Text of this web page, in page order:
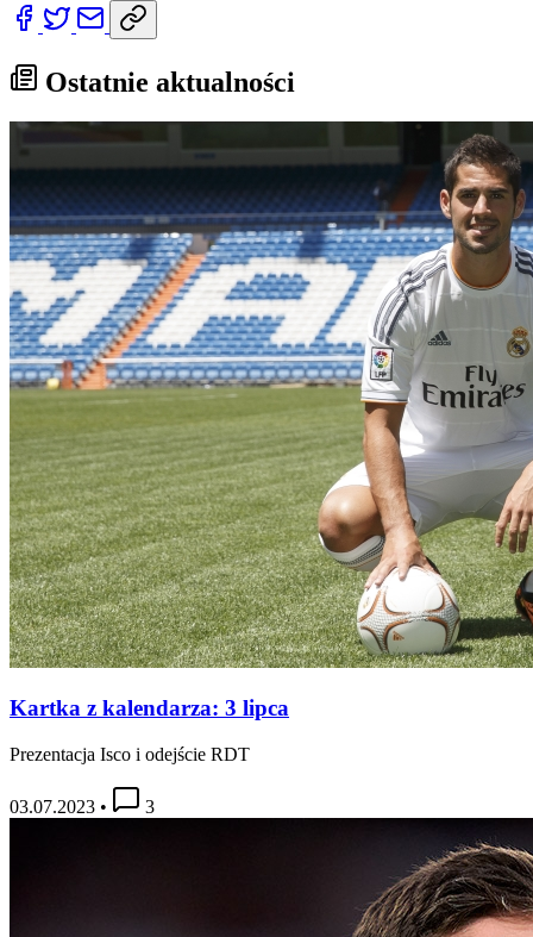
Ostatnie aktualności
Kartka z kalendarza: 3 lipca
Prezentacja Isco i odejście RDT
03.07.2023 • 3